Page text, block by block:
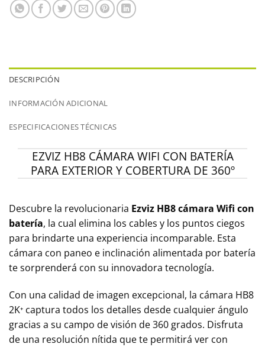
DESCRIPCIÓN
INFORMACIÓN ADICIONAL
ESPECIFICACIONES TÉCNICAS
EZVIZ HB8 CÁMARA WIFI CON BATERÍA
PARA EXTERIOR Y COBERTURA DE 360º
Descubre la revolucionaria Ezviz HB8 cámara Wifi con
batería, la cual elimina los cables y los puntos ciegos
para brindarte una experiencia incomparable. Esta
cámara con paneo e inclinación alimentada por batería
te sorprenderá con su innovadora tecnología.
Con una calidad de imagen excepcional, la cámara HB8
2K⁺ captura todos los detalles desde cualquier ángulo
gracias a su campo de visión de 360 grados. Disfruta
de una resolución nítida que te permitirá ver con